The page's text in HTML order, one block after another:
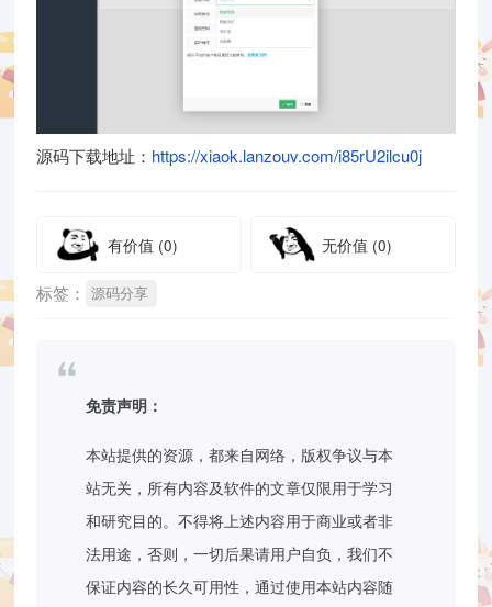
源码下载地址： https://xiaok.lanzouv.com/i85rU2ilcu0j
有价值 (0) 无价值 (0)
标签： 源码分享
免责声明：
本站提供的资源，都来自网络，版权争议与本
站无关，所有内容及软件的文章仅限用于学习
和研究目的。不得将上述内容用于商业或者非
法用途，否则，一切后果请用户自负，我们不
保证内容的长久可用性，通过使用本站内容随